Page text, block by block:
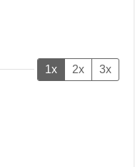
1x 2x 3x